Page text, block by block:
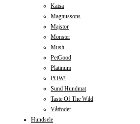
Kaisa
Magnussons
Majstor
Monster
Mush
PetGood
Platinum
POW!
Sund Hundmat
Taste Of The Wild
Våtfoder
Hundsele